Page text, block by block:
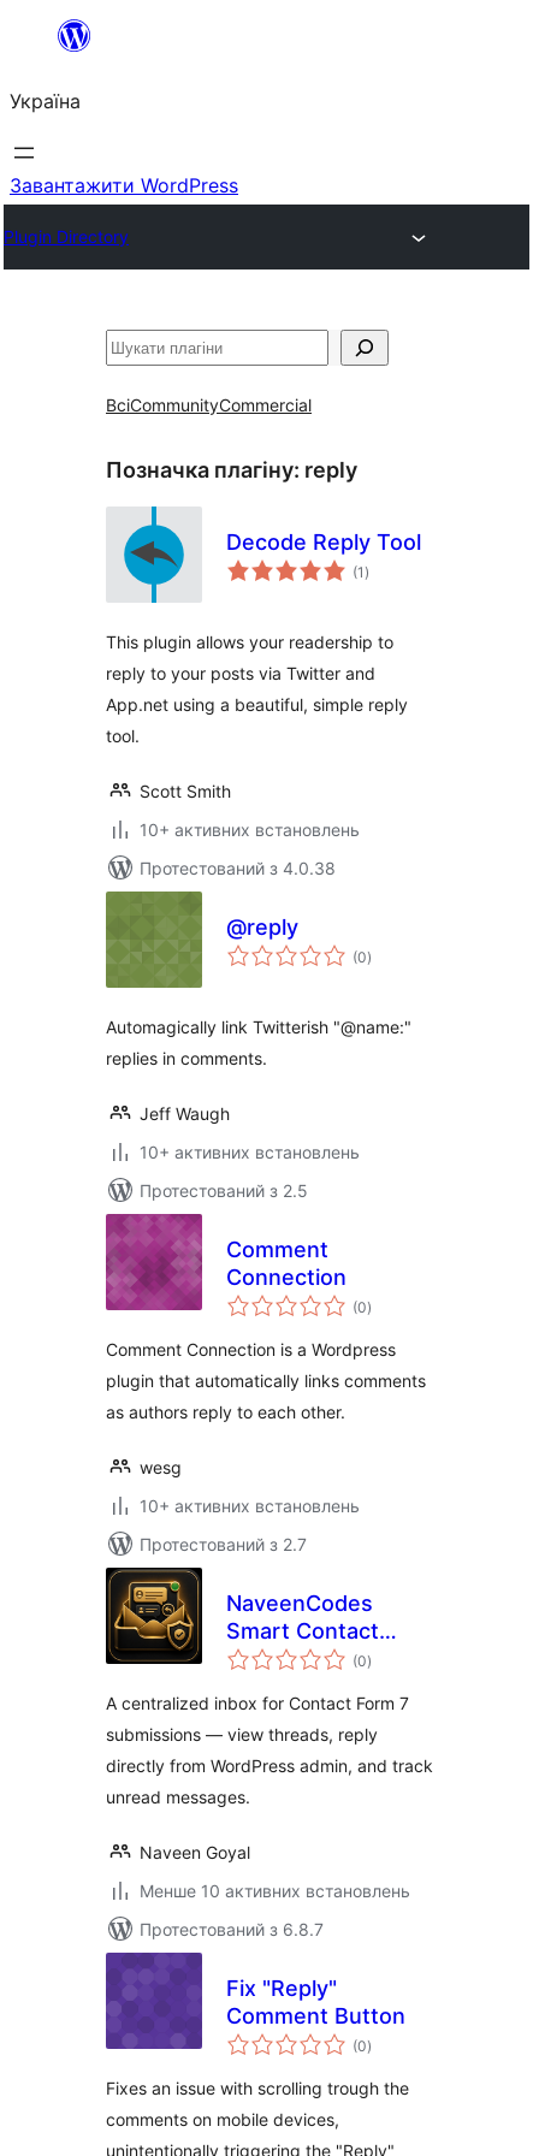
Перейти
вмісту
Україна
Завантажити WordPress
Plugin Directory
Пошук
ВсіCommunityCommercial
Позначка плагіну: reply
Decode Reply Tool
(1 загальний
рейтинг
)
This plugin allows your readership to
reply to your posts via Twitter and
App.net using a beautiful, simple reply
tool.
Scott Smith
10+ активних встановлень
Протестований з 4.0.38
@reply
(0загальний
рейтинг
)
Automagically link Twitterish "@name:"
replies in comments.
Jeff Waugh
10+ активних встановлень
Протестований з 2.5
Comment
Connection
(0загальний
рейтинг
)
Comment Connection is a Wordpress
plugin that automatically links comments
as authors reply to each other.
wesg
10+ активних встановлень
Протестований з 2.7
NaveenCodes
Smart Contact
Inbox for Contact
(0загальний
рейтинг
)
A centralized inbox for Contact Form 7
submissions — view threads, reply
directly from WordPress admin, and track
unread messages.
Naveen Goyal
Менше 10 активних встановлень
Протестований з 6.8.7
Fix "Reply"
Comment Button
(0загальний
рейтинг
)
Fixes an issue with scrolling trough the
comments on mobile devices,
unintentionally triggering the "Reply"